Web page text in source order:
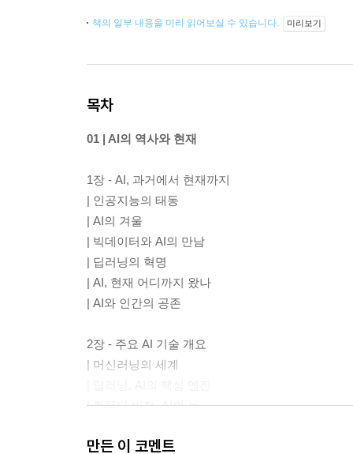
책의 일부 내용을 미리 읽어보실 수 있습니다. 미리보기
목차
01 | AI의 역사와 현재
1장 - AI, 과거에서 현재까지
| 인공지능의 태동
| AI의 겨울
| 빅데이터와 AI의 만남
| 딥러닝의 혁명
| AI, 현재 어디까지 왔나
| AI와 인간의 공존
2장 - 주요 AI 기술 개요
| 머신러닝의 세계
| 컴퓨터 비전, AI의 눈
| 강화학습, AI의 자율학습
만든 이 코멘트